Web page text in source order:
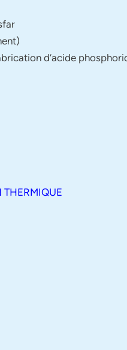
d’acide
THERMIQUE